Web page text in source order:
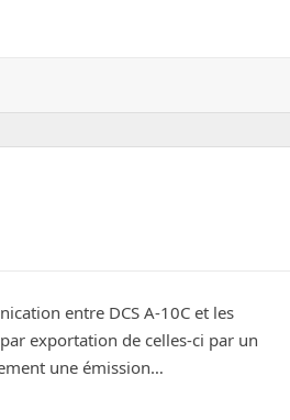
entre DCS A-10C et les
exportation de celles-ci par un
une émission…